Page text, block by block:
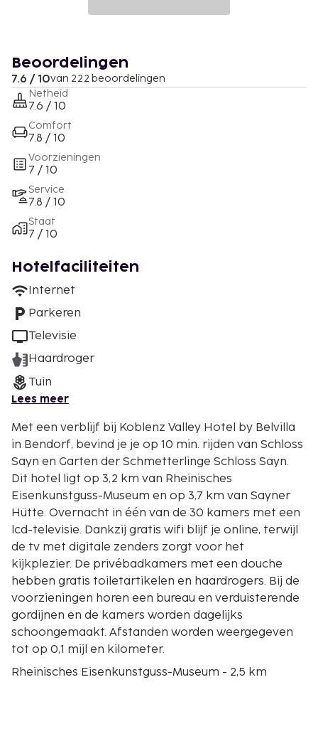
Beoordelingen
7.6 / 10van 222 beoordelingen
Netheid
7.6 / 10
Comfort
7.8 / 10
Voorzieningen
7 / 10
Service
7.8 / 10
Staat
7 / 10
Hotelfaciliteiten
Internet
Parkeren
Televisie
Haardroger
Tuin
Lees meer
Met een verblijf bij Koblenz Valley Hotel by Belvilla
in Bendorf, bevind je je op 10 min. rijden van Schloss
Sayn en Garten der Schmetterlinge Schloss Sayn.
Dit hotel ligt op 3,2 km van Rheinisches
Eisenkunstguss-Museum en op 3,7 km van Sayner
Hütte. Overnacht in één van de 30 kamers met een
lcd-televisie. Dankzij gratis wifi blijf je online, terwijl
de tv met digitale zenders zorgt voor het
kijkplezier. De privébadkamers met een douche
hebben gratis toiletartikelen en haardrogers. Bij de
voorzieningen horen een bureau en verduisterende
gordijnen en de kamers worden dagelijks
schoongemaakt. Afstanden worden weergegeven
tot op 0,1 mijl en kilometer.
Rheinisches Eisenkunstguss-Museum - 2,5 km